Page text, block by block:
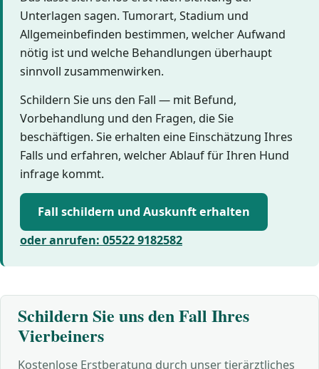
Unterlagen sagen. Tumorart, Stadium und
Allgemeinbefinden bestimmen, welcher Aufwand
nötig ist und welche Behandlungen überhaupt
sinnvoll zusammenwirken.
Schildern Sie uns den Fall — mit Befund,
Vorbehandlung und den Fragen, die Sie
beschäftigen. Sie erhalten eine Einschätzung Ihres
Falls und erfahren, welcher Ablauf für Ihren Hund
infrage kommt.
Fall schildern und Auskunft erhalten
oder anrufen: 05522 9182582
Schildern Sie uns den Fall Ihres
Vierbeiners
Kostenlose Erstberatung durch unser tierärztliches